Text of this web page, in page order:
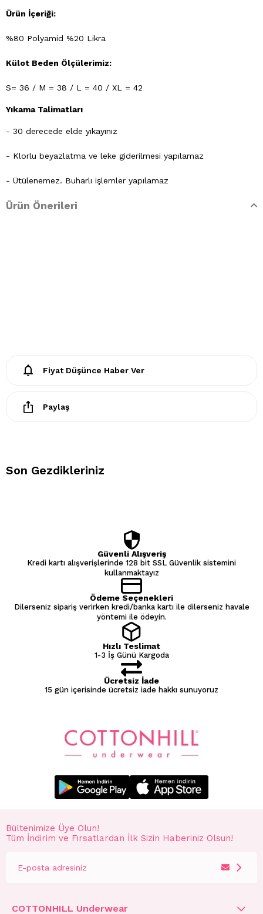
Ürün İçeriği:
%80 Polyamid %20 Likra
Külot Beden Ölçülerimiz:
S= 36 / M = 38 / L = 40 / XL = 42
Yıkama Talimatları
- 30 derecede elde yıkayınız
- Klorlu beyazlatma ve leke giderilmesi yapılamaz
- Ütülenemez. Buharlı işlemler yapılamaz
- Kuru temizleme işlemine izin verilemez.
Ürün Önerileri
Fiyat Düşünce Haber Ver
Paylaş
Son Gezdikleriniz
Güvenli Alışveriş
Kredi kartı alışverişlerinde 128 bit SSL Güvenlik sistemini
kullanmaktayız
Ödeme Seçenekleri
Dilerseniz sipariş verirken kredi/banka kartı ile dilerseniz havale
yöntemi ile ödeyin.
Hızlı Teslimat
1-3 İş Günü Kargoda
Ücretsiz İade
15 gün içerisinde ücretsiz iade hakkı sunuyoruz
Bültenimize Üye Olun!
Tüm İndirim ve Fırsatlardan İlk Sizin Haberiniz Olsun!
COTTONHILL Underwear